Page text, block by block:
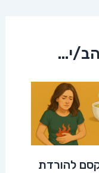
י...
להורדת